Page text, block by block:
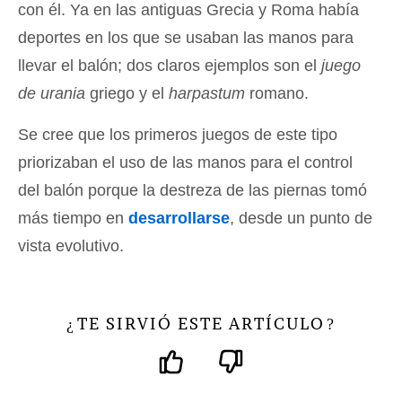
con él. Ya en las antiguas Grecia y Roma había
deportes en los que se usaban las manos para
llevar el balón; dos claros ejemplos son el juego
de urania griego y el harpastum romano.
Se cree que los primeros juegos de este tipo
priorizaban el uso de las manos para el control
del balón porque la destreza de las piernas tomó
más tiempo en desarrollarse, desde un punto de
vista evolutivo.
¿ TE SIRVIÓ ESTE ARTÍCULO ?